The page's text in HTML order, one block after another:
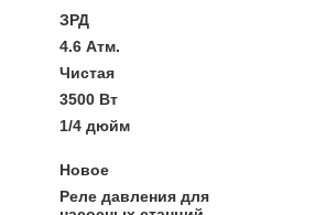
ЗРД
4.6 Атм.
Чистая
3500 Вт
1/4 дюйм
Новое
Реле давления для